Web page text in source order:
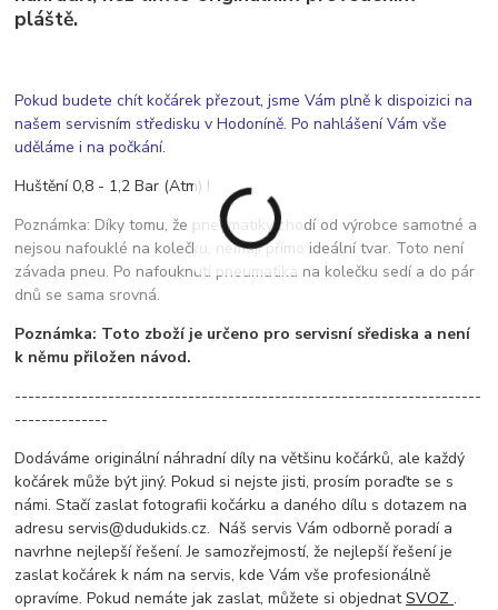
pláště.
Pokud budete chít kočárek přezout, jsme Vám plně k dispoizici na
našem servisním středisku v Hodoníně. Po nahlášení Vám vše
uděláme i na počkání.
Huštění 0,8 - 1,2 Bar (Atm) !
Poznámka: Díky tomu, že pneumatiky chodí od výrobce samotné a
nejsou nafouklé na kolečku, nemají přímo ideální tvar. Toto není
závada pneu. Po nafouknutí pneumatika na kolečku sedí a do pár
dnů se sama srovná.
Poznámka: Toto zboží je určeno pro servisní sřediska a není
k němu přiložen návod.
----------------------------------------------------------------------
--------------
Dodáváme originální náhradní díly na většinu kočárků, ale každý
kočárek může být jiný. Pokud si nejste jisti, prosím poraďte se s
námi. Stačí zaslat fotografii kočárku a daného dílu s dotazem na
adresu servis@dudukids.cz. Náš servis Vám odborně poradí a
navrhne nejlepší řešení. Je samozřejmostí, že nejlepší řešení je
zaslat kočárek k nám na servis, kde Vám vše profesionálně
opravíme. Pokud nemáte jak zaslat, můžete si objednatSVOZ.